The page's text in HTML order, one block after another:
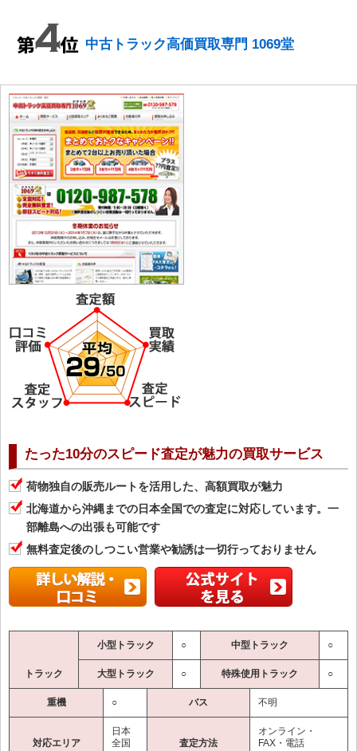
中古トラック高価買取専門 1069堂
たった10分のスピード査定が魅力の買取サービス
荷物独自の販売ルートを活用した、高額買取が魅力
北海道から沖縄までの日本全国での査定に対応しています。一
部離島への出張も可能です
無料査定後のしつこい営業や勧誘は一切行っておりません
トラック
小型トラック ○ 中型トラック ○
大型トラック ○ 特殊使用トラック ○
重機 ○ バス 不明
対応エリア
日本
全国
査定方法
オンライン・
FAX・電話